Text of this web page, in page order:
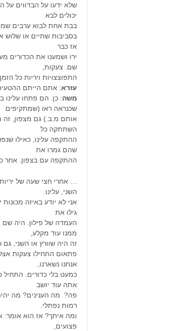
שלא ידעו על הבדווים
יכולים לבא
בבת אחת לבוא ערבים
בסביבות שתיים או שלוש
אז כבר
ירו ושמענו את הכדורים
שם. צעקות,
התפוצצויות ויריות כל
עזרא: אתם הייתם
משה: כן. הם פתחו
שכנראה ראו (שמתקיפים
אותם מ.ב.) גם מצפון, זה
השתתקה כל
ההתקפה עלינו, כאילו
שהם גמרו את
ההתקפה עם בצפון. אחר
… אחרי חצי שעה של
השני, עלינו.
אני לא יודע באיזה
גילו את
העמדה של פילון. היה שם
ממנו עוד מקלע,
זה היה שוורץ או השני, גם
פתאום התחילו צעקות
אנחנו נשארנו,
כמעט בלי כדורים. התחיל
אתה עוד יושב
פה? מה הענינים? מה
רמות נפתלי.
ומה איתך? אז הוא
פצועים,